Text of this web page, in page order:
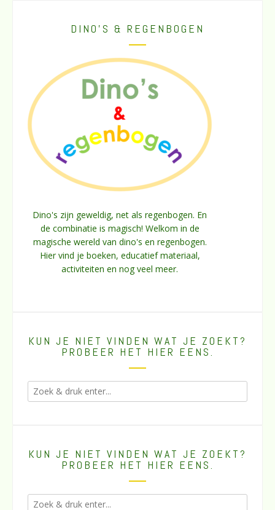
DINO’S & REGENBOGEN
Dino's zijn geweldig, net als regenbogen. En
de combinatie is magisch! Welkom in de
magische wereld van dino's en regenbogen.
Hier vind je boeken, educatief materiaal,
activiteiten en nog veel meer.
KUN JE NIET VINDEN WAT JE ZOEKT?
PROBEER HET HIER EENS.
KUN JE NIET VINDEN WAT JE ZOEKT?
PROBEER HET HIER EENS.